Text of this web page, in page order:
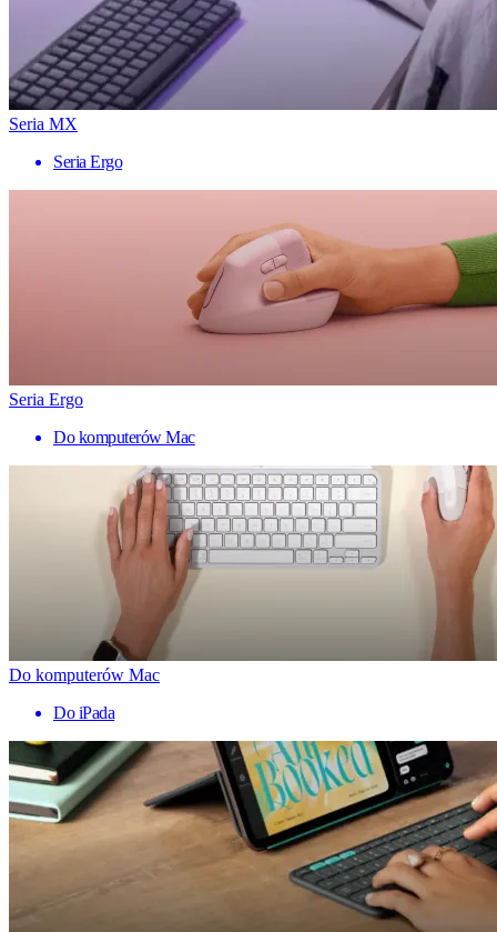
Seria MX
Seria Ergo
Seria Ergo
Do komputerów Mac
Do komputerów Mac
Do iPada